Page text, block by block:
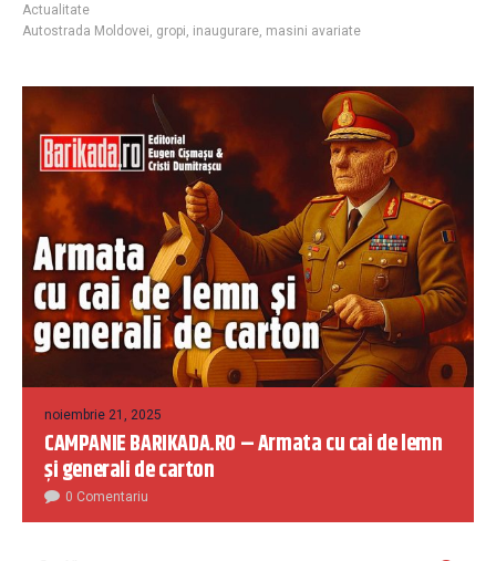
Actualitate
Autostrada Moldovei, gropi, inaugurare, masini avariate
noiembrie 21, 2025
CAMPANIE BARIKADA.RO – Armata cu cai de lemn
și generali de carton
0 Comentariu